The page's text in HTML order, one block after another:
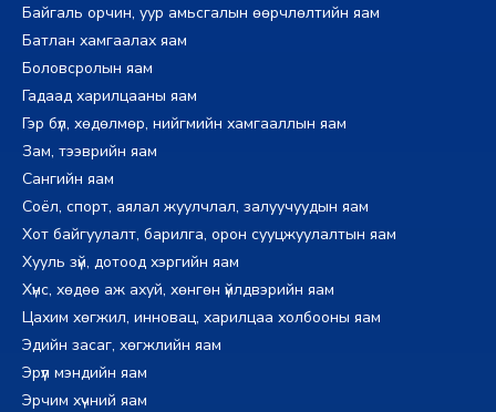
Байгаль орчин, уур амьсгалын өөрчлөлтийн яам
Батлан хамгаалах яам
Боловсролын яам
Гадаад харилцааны яам
Гэр бүл, хөдөлмөр, нийгмийн хамгааллын яам
Зам, тээврийн яам
Сангийн яам
Соёл, спорт, аялал жуулчлал, залуучуудын яам
Хот байгуулалт, барилга, орон сууцжуулалтын яам
Хууль зүй, дотоод хэргийн яам
Хүнс, хөдөө аж ахуй, хөнгөн үйлдвэрийн яам
Цахим хөгжил, инновац, харилцаа холбооны яам
Эдийн засаг, хөгжлийн яам
Эрүүл мэндийн яам
Эрчим хүчний яам